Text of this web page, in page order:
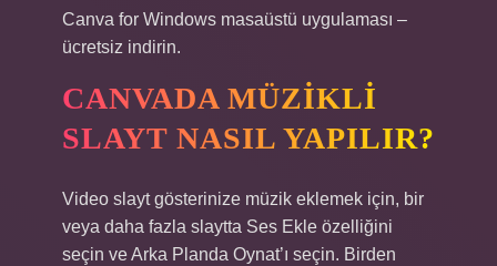
Canva for Windows masaüstü uygulaması –
ücretsiz indirin.
CANVADA MÜZIKLI
SLAYT NASIL YAPILIR?
Video slayt gösterinize müzik eklemek için, bir
veya daha fazla slaytta Ses Ekle özelliğini
seçin ve Arka Planda Oynat’ı seçin. Birden